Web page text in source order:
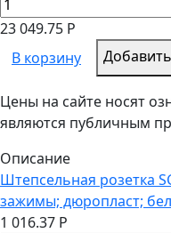
23 049.75 Р
В корзину
Цены на сайте носят
являются публичным
Описание
Штепсельная розетка
зажимы; дюропласт;
1 016.37 Р